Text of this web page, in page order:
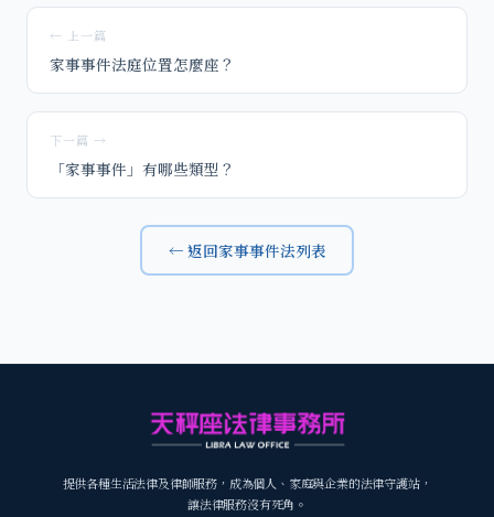
← 上一篇
家事事件法庭位置怎麼座？
下一篇 →
「家事事件」有哪些類型？
← 返回家事事件法列表
提供各種生活法律及律師服務，成為個人、家庭與企業的法律守護站，
讓法律服務沒有死角。